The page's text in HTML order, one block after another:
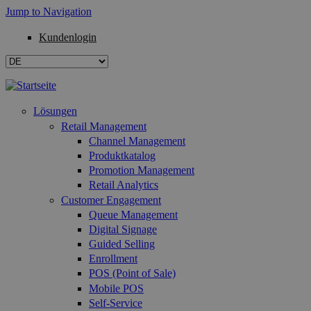
Jump to Navigation
Kundenlogin
Lösungen
Retail Management
Channel Management
Produktkatalog
Promotion Management
Retail Analytics
Customer Engagement
Queue Management
Digital Signage
Guided Selling
Enrollment
POS (Point of Sale)
Mobile POS
Self-Service